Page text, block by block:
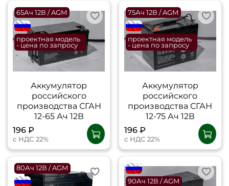
65Ач 12В / AGM
flagRU
проектная модель
- цена по запросу
Аккумулятор
российского
производства СГАН
12-65 Ач 12В
196 ₽
с НДС 22%
75Ач 12В / AGM
flagRU
проектная модель
- цена по запросу
Аккумулятор
российского
производства СГАН
12-75 Ач 12В
196 ₽
с НДС 22%
80Ач 12В / AGM
flagRU
flagRU
90Ач 12В / AGM